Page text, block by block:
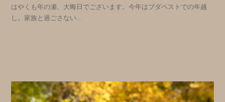
はやくも年の瀬、大晦日でございます。今年はブダペストでの年越
し。家族と過ごさない